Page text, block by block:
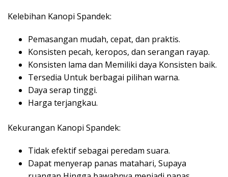
Kelebihan Kanopi Spandek:
Pemasangan mudah, cepat, dan praktis.
Konsisten pecah, keropos, dan serangan rayap.
Konsisten lama dan Memiliki daya Konsisten baik.
Tersedia Untuk berbagai pilihan warna.
Daya serap tinggi.
Harga terjangkau.
Kekurangan Kanopi Spandek:
Tidak efektif sebagai peredam suara.
Dapat menyerap panas matahari, Supaya